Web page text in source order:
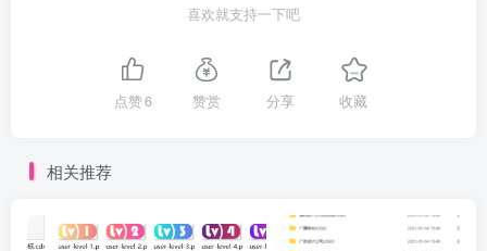
喜欢就支持一下吧
点赞6 赞赏 分享 收藏
相关推荐